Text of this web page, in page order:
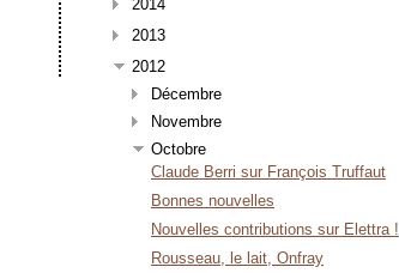
2014
2013
2012
Décembre
Novembre
Octobre
Claude Berri sur François Truffaut
Bonnes nouvelles
Nouvelles contributions sur Elettra !
Rousseau, le lait, Onfray